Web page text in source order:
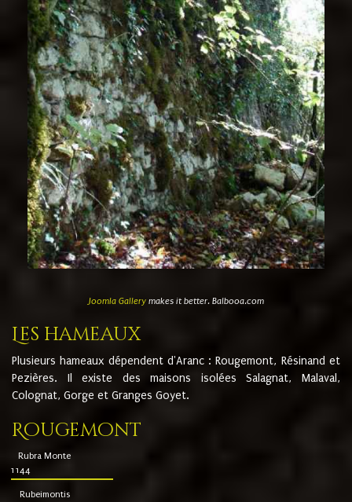
Joomla Gallerymakes it better. Balbooa.com
Les hameaux
Plusieurs hameaux dépendent d'Aranc : Rougemont, Résinand et
Pezières. Il existe des maisons isolées Salagnat, Malaval,
Colognat, Gorge et Granges Goyet.
Rougemont
Rubra Monte
1144
Rubeimontis